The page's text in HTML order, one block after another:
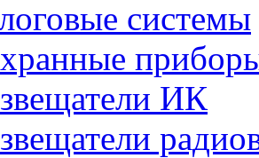
системы
ИК